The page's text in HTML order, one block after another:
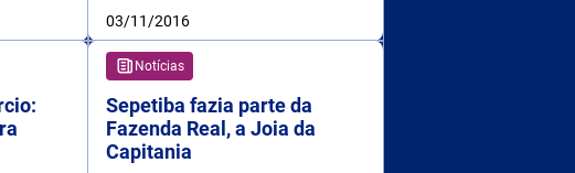
03/11/2016
Notícias
Sepetiba fazia parte da
Fazenda Real, a Joia da
Capitania